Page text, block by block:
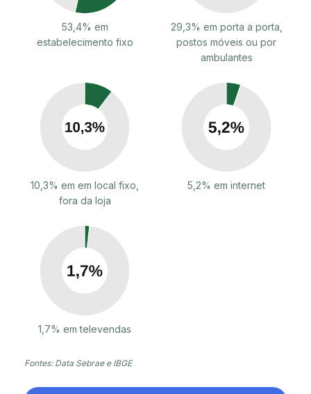
53,4% em
estabelecimento fixo
29,3% em porta a porta,
postos móveis ou por
ambulantes
10,3% em em local fixo,
fora da loja
5,2% em internet
1,7% em televendas
Fontes: Data Sebrae e IBGE